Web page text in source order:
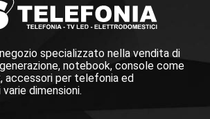
specializzato nella vendita di
notebook, console come
accessori per telefonia ed
dimensioni.